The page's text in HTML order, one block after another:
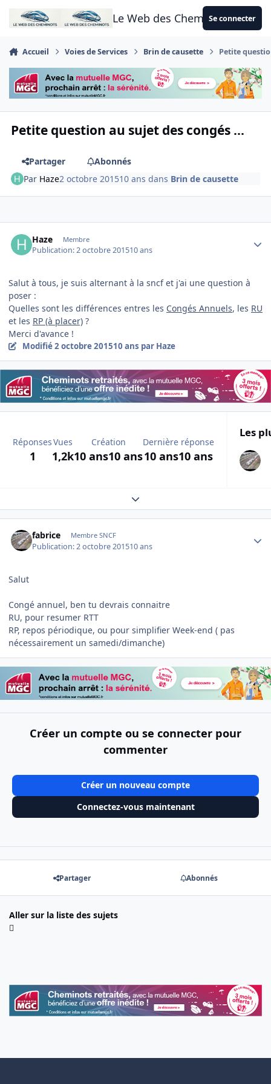
Aller au contenu
Le Web des CheminotsSe connecter
Accueil Voies de Services Brin de causette Petite
Petite question au sujet des congés ...
Partager
Abonnés
Par Haze2 octobre 201510 ans dans Brin de causette
Haze Membre
Publication:2 octobre 201510 ans
Salut à tous, je suis alternant à la sncf et j'ai une question à
poser :
Quelles sont les différences entres les Congés Annuels, les RU
et les RP (à placer) ?
Merci d'avance !
Modifié2 octobre 201510 ans par Haze
Réponses
1
Vues
1,2k
Création
10 ans10 ans
Dernière réponse
10 ans10 ans
Les
Expand topic overview
fabrice Membre SNCF
Publication:2 octobre 201510 ans
Salut
Congé annuel, ben tu devrais connaitre
RU, pour resumer RTT
RP, repos périodique, ou pour simplifier Week-end ( pas
nécessairement un samedi/dimanche)
Créer un compte ou se connecter pour
commenter
Créer un nouveau compte
Connectez-vous maintenant
Partager Abonnés
Aller sur la liste des sujets